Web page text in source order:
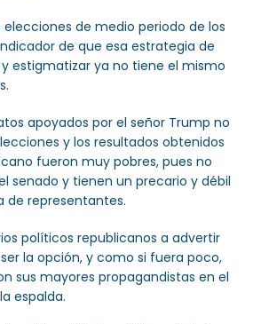
elecciones de medio periodo de los
de que esa estrategia de
y estigmatizar ya no tiene el mismo
apoyados por el señor Trump no
y los resultados obtenidos
fueron muy pobres, pues no
senado y tienen un precario y débil
de representantes.
políticos republicanos a advertir
la opción, y como si fuera poco,
sus mayores propagandistas en el
espalda.